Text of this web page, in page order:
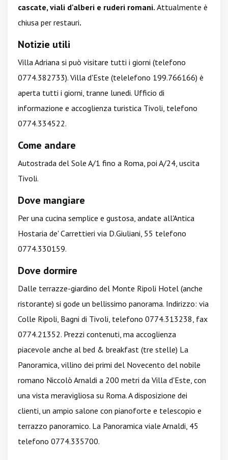
cascate, viali d'alberi e ruderi romani. Attualmente è
chiusa per restauri.
Notizie utili
Villa Adriana si può visitare tutti i giorni (telefono
0774.382733). Villa d'Este (telelefono 199.766166) è
aperta tutti i giorni, tranne lunedi. Ufficio di
informazione e accoglienza turistica Tivoli, telefono
0774.334522.
Come andare
Autostrada del Sole A/1 fino a Roma, poi A/24, uscita
Tivoli.
Dove mangiare
Per una cucina semplice e gustosa, andate all'Antica
Hostaria de' Carrettieri via D.Giuliani, 55 telefono
0774.330159.
Dove dormire
Dalle terrazze-giardino del Monte Ripoli Hotel (anche
ristorante) si gode un bellissimo panorama. Indirizzo: via
Colle Ripoli, Bagni di Tivoli, telefono 0774.313238, fax
0774.21352. Prezzi contenuti, ma accoglienza
piacevole anche al bed & breakfast (tre stelle) La
Panoramica, villino dei primi del Novecento del nobile
romano Niccolò Arnaldi a 200 metri da Villa d'Este, con
una vista meravigliosa su Roma. A disposizione dei
clienti, un ampio salone con pianoforte e telescopio e
terrazzo panoramico. La Panoramica viale Arnaldi, 45
telefono 0774.335700.